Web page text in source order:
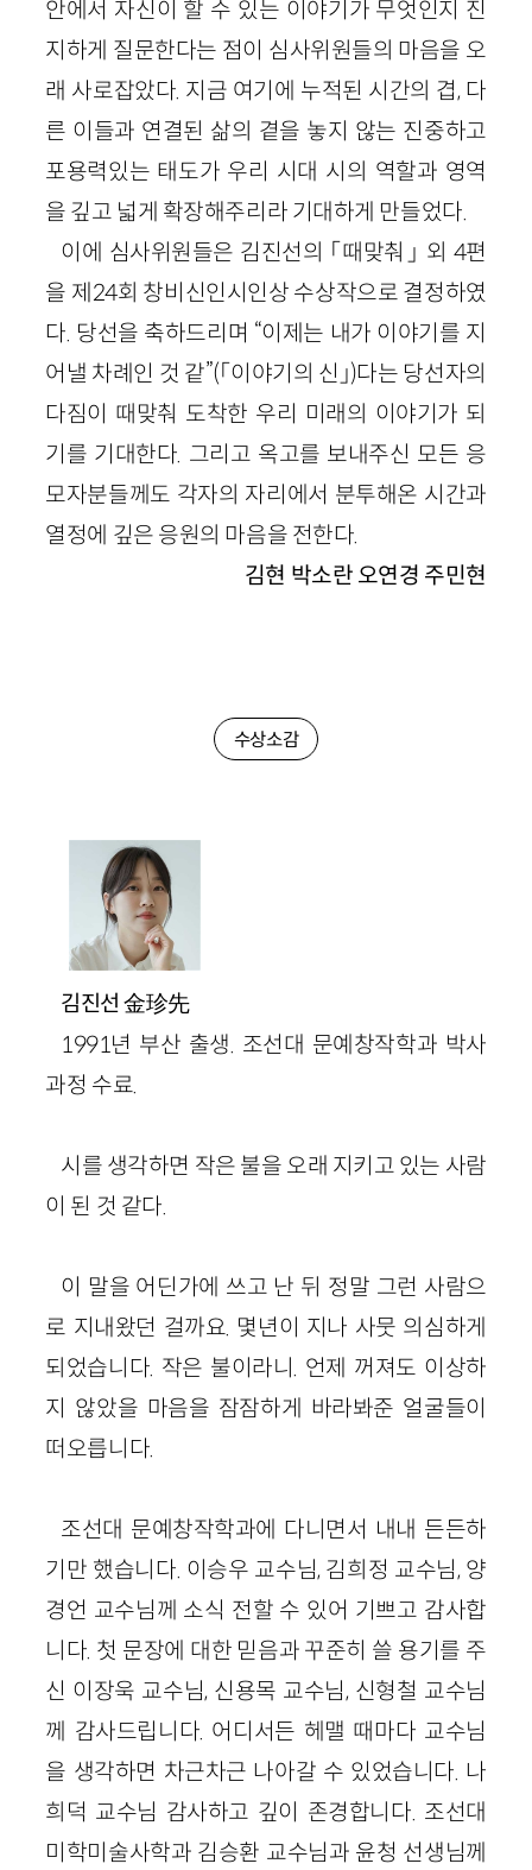
안에서 자신이 할 수 있는 이야기가 무엇인지 진
지하게 질문한다는 점이 심사위원들의 마음을 오
래 사로잡았다. 지금 여기에 누적된 시간의 겹, 다
른 이들과 연결된 삶의 곁을 놓지 않는 진중하고
포용력있는 태도가 우리 시대 시의 역할과 영역
을 깊고 넓게 확장해주리라 기대하게 만들었다.
이에 심사위원들은 김진선의 「때맞춰」 외 4편
을 제24회 창비신인시인상 수상작으로 결정하였
다. 당선을 축하드리며 “이제는 내가 이야기를 지
어낼 차례인 것 같”(「이야기의 신」)다는 당선자의
다짐이 때맞춰 도착한 우리 미래의 이야기가 되
기를 기대한다. 그리고 옥고를 보내주신 모든 응
모자분들께도 각자의 자리에서 분투해온 시간과
열정에 깊은 응원의 마음을 전한다.
김현 박소란 오연경 주민현
수상소감
김진선 金珍先
1991년 부산 출생. 조선대 문예창작학과 박사
과정 수료.
시를 생각하면 작은 불을 오래 지키고 있는 사람
이 된 것 같다.
이 말을 어딘가에 쓰고 난 뒤 정말 그런 사람으
로 지내왔던 걸까요. 몇년이 지나 사뭇 의심하게
되었습니다. 작은 불이라니. 언제 꺼져도 이상하
지 않았을 마음을 잠잠하게 바라봐준 얼굴들이
떠오릅니다.
조선대 문예창작학과에 다니면서 내내 든든하
기만 했습니다. 이승우 교수님, 김희정 교수님, 양
경언 교수님께 소식 전할 수 있어 기쁘고 감사합
니다. 첫 문장에 대한 믿음과 꾸준히 쓸 용기를 주
신 이장욱 교수님, 신용목 교수님, 신형철 교수님
께 감사드립니다. 어디서든 헤맬 때마다 교수님
을 생각하면 차근차근 나아갈 수 있었습니다. 나
희덕 교수님 감사하고 깊이 존경합니다. 조선대
미학미술사학과 김승환 교수님과 윤청 선생님께